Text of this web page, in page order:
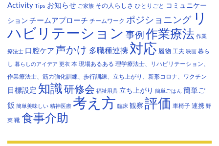
Activity Tips お知らせ ご家族 その人らしさ ひとりごと コミュニケー
ション チームアプローチ チームワーク ポジショニング リ
ハビリテーション 事例作業療法 作業
療法士 口腔ケア 声かけ 多職種連携 対応 履物 工夫 映画 暮ら
し 暮らしのアイデア 更衣 本 現場あるある 理学療法士、リハビリテーション、
作業療法士、筋力強化訓練、歩行訓練、立ち上がり、新形コロナ、ワクチン
目標設定 知識研修会 福祉用具 立ち上がり 簡単ごはん 簡単ご
飯 簡単美味しい 精神医療 考え方 臨床 観察 評価 車椅子 連携 野
菜 靴 食事介助